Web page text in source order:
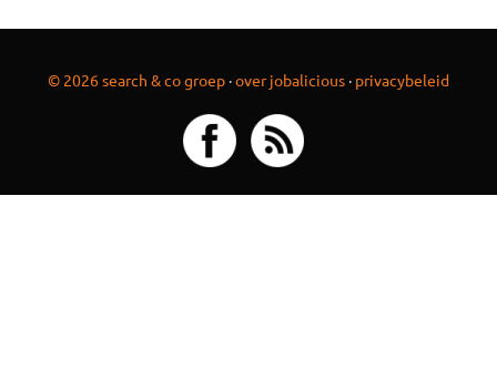
© 2026 search & co groep ·over jobalicious · privacybeleid